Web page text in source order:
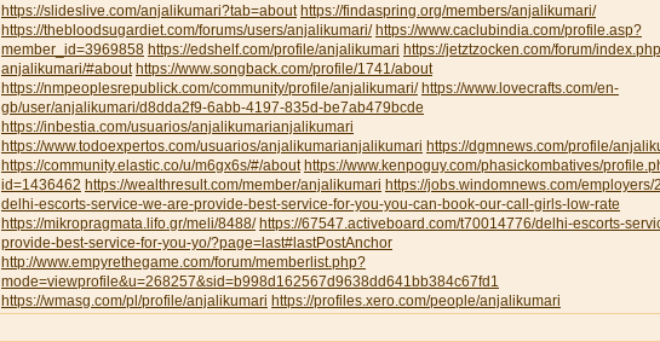
https://slideslive.com/anjalikumari?tab=about https://findaspring.org/members/anjalikumari/
https://thebloodsugardiet.com/forums/users/anjalikumari/ https://www.caclubindia.com/profile.asp?
member_id=3969858 https://edshelf.com/profile/anjalikumari https://jetztzocken.com/forum/
anjalikumari/#about https://www.songback.com/profile/1741/about
https://nmpeoplesrepublick.com/community/profile/anjalikumari/ https://www.lovecrafts.com/en-
gb/user/anjalikumari/d8dda2f9-6abb-4197-835d-be7ab479bcde
https://inbestia.com/usuarios/anjalikumarianjalikumari
https://www.todoexpertos.com/usuarios/anjalikumarianjalikumari https://dgmnews.com/profile/
https://community.elastic.co/u/m6gx6s/#/about https://www.kenpoguy.com/phasickombatives/
id=1436462 https://wealthresult.com/member/anjalikumari https://jobs.windomnews.com/employers/
delhi-escorts-service-we-are-provide-best-service-for-you-you-can-book-our-call-girls-low-rate
https://mikropragmata.lifo.gr/meli/8488/ https://67547.activeboard.com/t70014776/delhi-escorts-
provide-best-service-for-you-yo/?page=last#lastPostAnchor
http://www.empyrethegame.com/forum/memberlist.php?
mode=viewprofile&u=268257&sid=b998d162567d9638dd641bb384c67fd1
https://wmasg.com/pl/profile/anjalikumari https://profiles.xero.com/people/anjalikumari